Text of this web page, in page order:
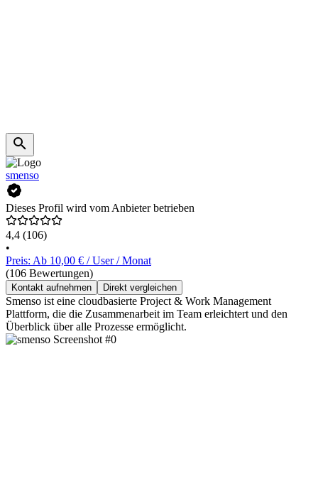
smenso
Dieses Profil wird vom Anbieter betrieben
4,4 (106)
•
Preis: Ab 10,00 € / User / Monat
(106 Bewertungen)
Kontakt aufnehmen Direkt vergleichen
Smenso ist eine cloudbasierte Project & Work Management
Plattform, die die Zusammenarbeit im Team erleichtert und den
Überblick über alle Prozesse ermöglicht.